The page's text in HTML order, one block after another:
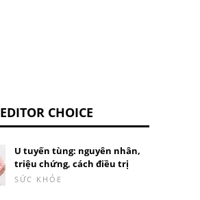
EDITOR CHOICE
U tuyến tùng: nguyên nhân,
triệu chứng, cách điều trị
SỨC KHỎE